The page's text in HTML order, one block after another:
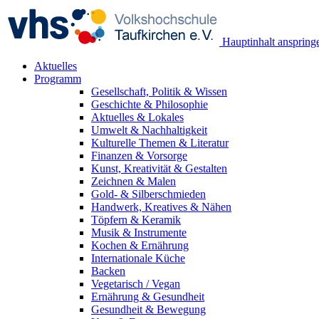
Hauptinhalt
Aktuelles
Programm
Gesellschaft, Politik & Wissen
Geschichte & Philosophie
Aktuelles & Lokales
Umwelt & Nachhaltigkeit
Kulturelle Themen & Literatur
Finanzen & Vorsorge
Kunst, Kreativität & Gestalten
Zeichnen & Malen
Gold- & Silberschmieden
Handwerk, Kreatives & Nähen
Töpfern & Keramik
Musik & Instrumente
Kochen & Ernährung
Internationale Küche
Backen
Vegetarisch / Vegan
Ernährung & Gesundheit
Gesundheit & Bewegung